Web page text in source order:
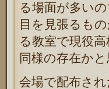
る場面が多い
目を見張るも
る教室で現役
同様の存在か
会場で配布さ